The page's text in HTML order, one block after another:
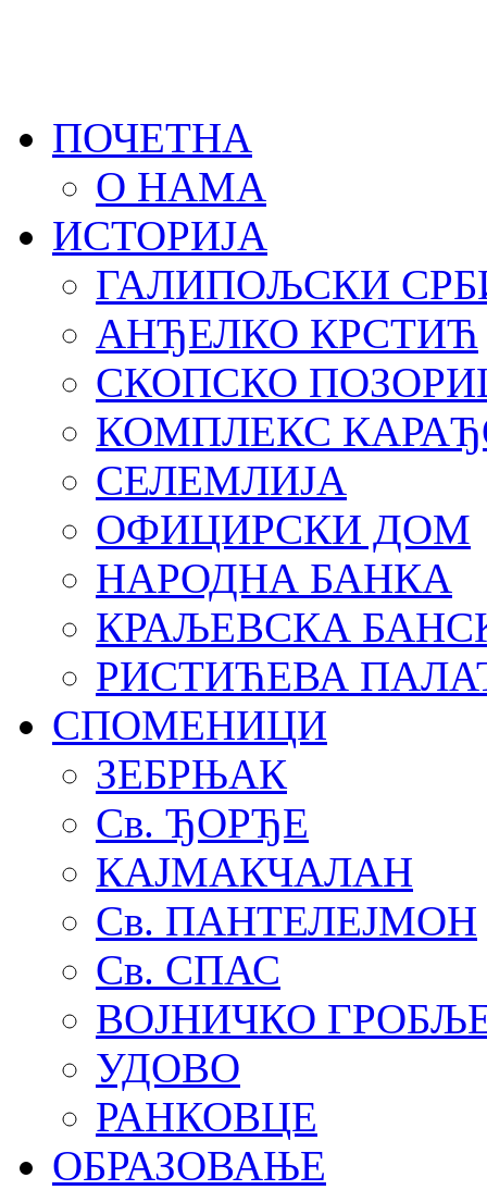
ПОЧЕТНА
О НАМА
ИСТОРИЈА
ГАЛИПОЉСКИ
АНЂЕЛКО КРСТИЋ
СКОПСКО
КОМПЛЕКС
СЕЛЕМЛИЈА
ОФИЦИРСКИ ДОМ
НАРОДНА БАНКА
КРАЉЕВСКА
РИСТИЋЕВА
СПОМЕНИЦИ
ЗЕБРЊАК
Св. ЂОРЂЕ
КАЈМАКЧАЛАН
Св. ПАНТЕЛЕЈМОН
Св. СПАС
ВОЈНИЧКО
УДОВО
РАНКОВЦЕ
ОБРАЗОВАЊЕ